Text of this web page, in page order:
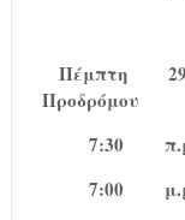
Πέμπτη
Προδρόμου
7:30
7:00